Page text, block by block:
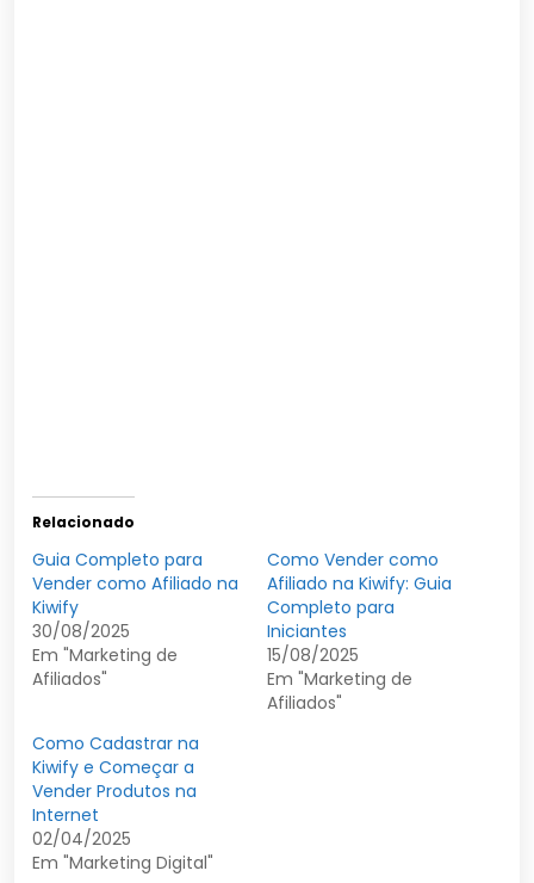
Relacionado
Guia Completo para
Vender como Afiliado na
Kiwify
30/08/2025
Em "Marketing de
Afiliados"
Como Vender como
Afiliado na Kiwify: Guia
Completo para
Iniciantes
15/08/2025
Em "Marketing de
Afiliados"
Como Cadastrar na
Kiwify e Começar a
Vender Produtos na
Internet
02/04/2025
Em "Marketing Digital"